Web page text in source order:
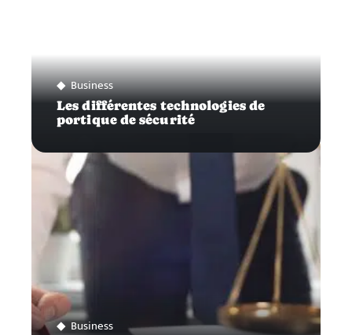
Business
Les différentes technologies de
portique de sécurité
Business